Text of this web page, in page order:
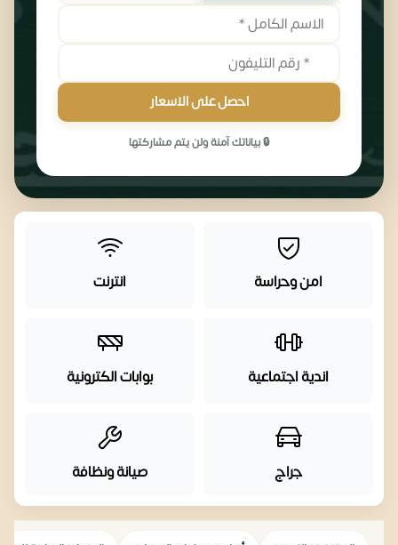
احصل على الاسعار
🔒 بياناتك آمنة ولن يتم مشاركتها
امن وحراسة انترنت
اندية اجتماعية بوابات الكترونية
جراج صيانة ونظافة